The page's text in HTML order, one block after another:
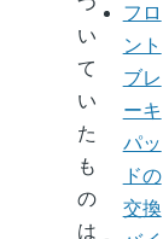
い
て
い
た
も
の
は
フロ
ント
ブレ
ーキ
パッ
ドの
交換